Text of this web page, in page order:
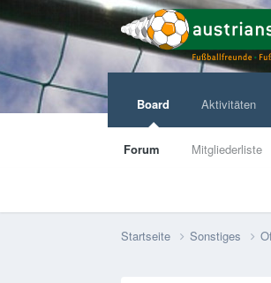
Board
Forum Mitgliederliste
Aktivitäten
Startseite Sonstiges